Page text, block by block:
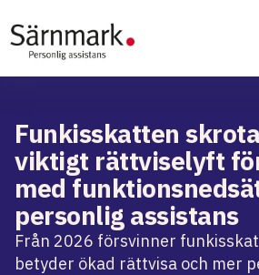
Funkisskatten
viktigt rättviselyft
med
personlig assistans
Från 2026 försvinner
betyder ökad rättvisa och mer